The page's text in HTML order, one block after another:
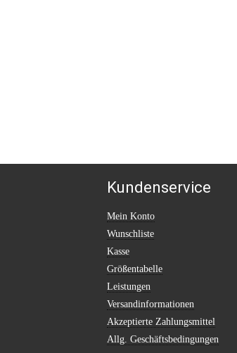
Kundenservice
Mein Konto
Wunschliste
Kasse
Größentabelle
Leistungen
Versandinformationen
Akzeptierte Zahlungsmittel
Allg. Geschäftsbedingungen